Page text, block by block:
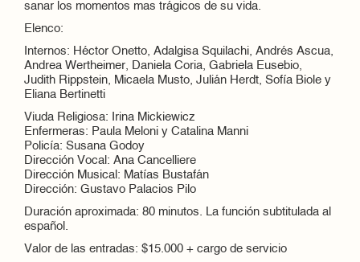
sanar los momentos mas trágicos de su vida.
Elenco:
Internos: Héctor Onetto, Adalgisa Squilachi, Andrés Ascua,
Andrea Wertheimer, Daniela Coria, Gabriela Eusebio,
Judith Rippstein, Micaela Musto, Julián Herdt, Sofía Biole y
Eliana Bertinetti
Viuda Religiosa: Irina Mickiewicz
Enfermeras: Paula Meloni y Catalina Manni
Policía: Susana Godoy
Dirección Vocal: Ana Cancelliere
Dirección Musical: Matías Bustafán
Dirección: Gustavo Palacios Pilo
Duración aproximada: 80 minutos. La función subtitulada al
español.
Valor de las entradas: $15.000 + cargo de servicio